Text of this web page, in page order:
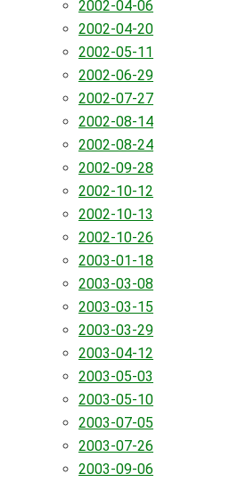
2002-04-06
2002-04-20
2002-05-11
2002-06-29
2002-07-27
2002-08-14
2002-08-24
2002-09-28
2002-10-12
2002-10-13
2002-10-26
2003-01-18
2003-03-08
2003-03-15
2003-03-29
2003-04-12
2003-05-03
2003-05-10
2003-07-05
2003-07-26
2003-09-06